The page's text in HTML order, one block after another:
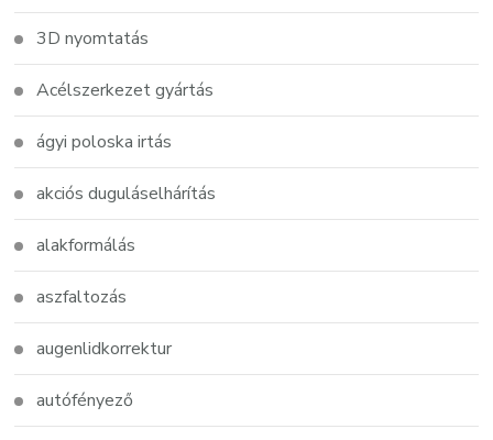
3D nyomtatás
Acélszerkezet gyártás
ágyi poloska irtás
akciós duguláselhárítás
alakformálás
aszfaltozás
augenlidkorrektur
autófényező